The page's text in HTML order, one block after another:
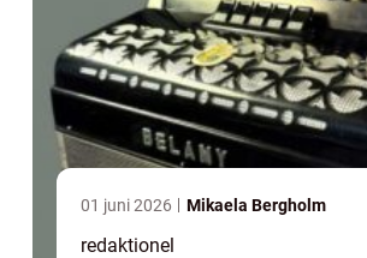
01 juni 2026 Mikaela Bergholm
redaktionel